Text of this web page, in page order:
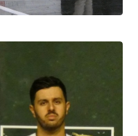
le gant en or